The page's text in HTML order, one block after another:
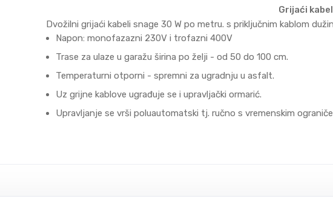
Grijaći
Dvožilni grijaći kabeli snage 30 W po metru. s priključnim kablom
Napon: monofazazni 230V i trofazni 400V
Trase za ulaze u garažu širina po želji - od 50 do 100 cm.
Temperaturni otporni - spremni za ugradnju u asfalt.
Uz grijne kablove ugrađuje se i upravljački ormarić.
Upravljanje se vrši poluautomatski tj. ručno s vremenskim